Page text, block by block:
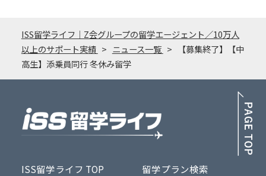
ISS留学ライフ｜Z会グループの留学エージェント／10万人
以上のサポート実績
ニュース一覧
【募集終了】【中
高生】添乗員同行 冬休み留学
ISS留学ライフ TOP
留学プラン検索